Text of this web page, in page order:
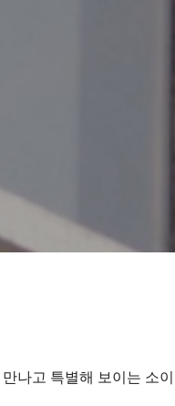
나고 특별해 보이는 소